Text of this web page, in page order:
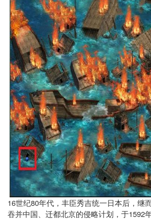
16世纪80年代，丰臣秀吉统一日本后，继
吞并中国、迁都北京的侵略计划，于1592